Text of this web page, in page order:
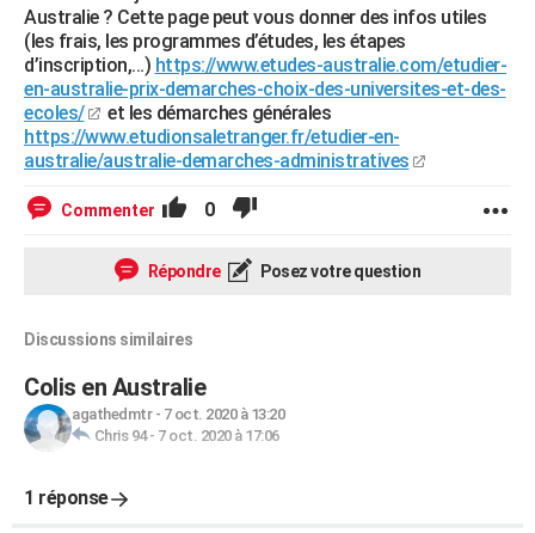
FORUM
Bricolage
Lifestyle
Culture
Sport
Auto
Television
Voyage
Cinema
Australie ? Cette page peut vous donner des infos utiles
(les frais, les programmes d’études, les étapes
d’inscription,…) https://www.etudes-australie.com/etudier-
en-australie-prix-demarches-choix-des-universites-et-des-
ecoles/
et les démarches générales
https://www.etudionsaletranger.fr/etudier-en-
australie/australie-demarches-administratives
Commenter 0
Répondre Posez votre question
Discussions similaires
Colis en Australie
agathedmtr- 7 oct. 2020 à 13:20
Chris 94- 7 oct. 2020 à 17:06
1 réponse